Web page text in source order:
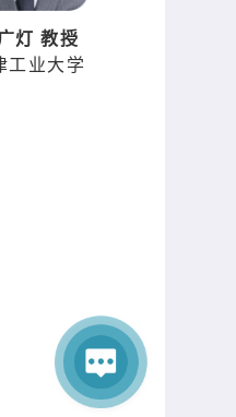
灯 教授
工业大学